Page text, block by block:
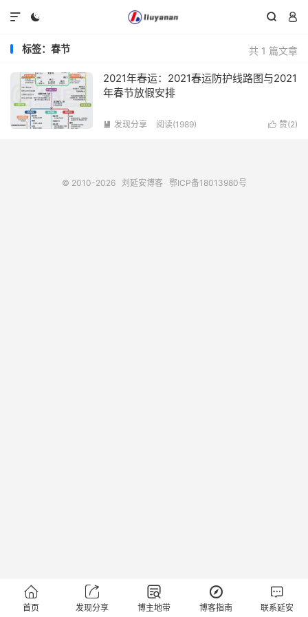
  

共 1 篇文章
标签：春节
2021年春运：2021春运防护线路图与2021
年春节放假安排
 赞(2)
 发现分享 阅读(1989)
© 2010-2026 刘延安博客 鄂ICP备18013980号

首页

发现分享

博主地带

博客指南

联系延安